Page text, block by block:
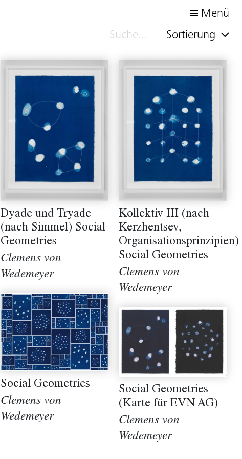
Menü
Sortierung
Dyade und Tryade
(nach Simmel) Social
Geometries
Clemens von
Wedemeyer
Kollektiv III (nach
Kerzhentsev,
Organisationsprinzipien)
Social Geometries
Clemens von
Wedemeyer
Social Geometries
Clemens von
Wedemeyer
Social Geometries
(Karte für EVN AG)
Clemens von
Wedemeyer